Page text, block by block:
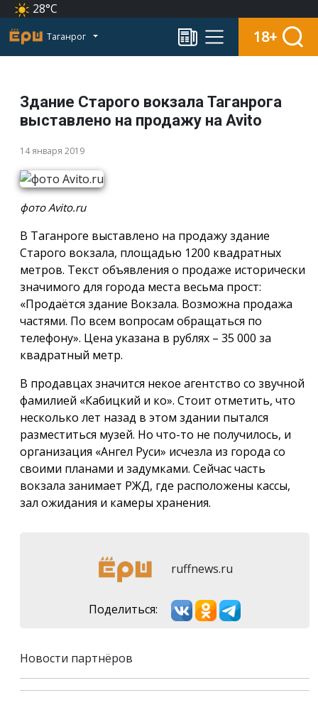
28°C
Таганрог 18+
Здание Старого вокзала Таганрога
выставлено на продажу на Avito
14 января 2019
фото Avito.ru
В Таганроге выставлено на продажу здание
Старого вокзала, площадью 1200 квадратных
метров. Текст объявления о продаже исторически
значимого для города места весьма прост:
«Продаётся здание Вокзала. Возможна продажа
частями. По всем вопросам обращаться по
телефону». Цена указана в рублях – 35 000 за
квадратный метр.
В продавцах значится некое агентство со звучной
фамилией «Кабицкий и ко». Стоит отметить, что
несколько лет назад в этом здании пытался
разместиться музей. Но что-то не получилось, и
организация «Ангел Руси» исчезла из города со
своими планами и задумками. Сейчас часть
вокзала занимает РЖД, где расположены кассы,
зал ожидания и камеры хранения.
ruffnews.ru
Поделиться:
Новости партнёров